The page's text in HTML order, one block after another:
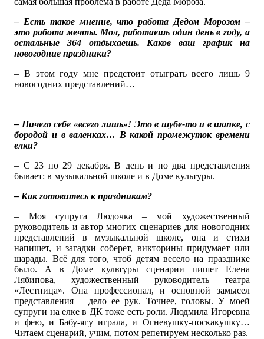
– Есть такое мнение, что работа Дедом Морозом –
это работа мечты. Мол, работаешь один день в году, а
остальные 364 отдыхаешь. Каков ваш график на
новогодние праздники?
– В этом году мне предстоит отыграть всего лишь 9
новогодних представлений…
– Ничего себе «всего лишь»! Это в шубе-то и в шапке, с
бородой и в валенках… В какой промежуток времени
елки?
– С 23 по 29 декабря. В день и по два представления
бывает: в музыкальной школе и в Доме культуры.
– Как готовитесь к праздникам?
– Моя супруга Людочка – мой художественный
руководитель и автор многих сценариев для новогодних
представлений в музыкальной школе, она и стихи
напишет, и загадки соберет, викторины придумает или
шарады. Всё для того, чтоб детям весело на празднике
было. А в Доме культуры сценарии пишет Елена
Лябипова, художественный руководитель театра
«Лестница». Она профессионал, и основной замысел
представления – дело ее рук. Точнее, головы. У моей
супруги на елке в ДК тоже есть роли. Людмила Игоревна
и фею, и Бабу-ягу играла, и Огневушку-поскакушку…
Читаем сценарий, учим, потом репетируем несколько раз.